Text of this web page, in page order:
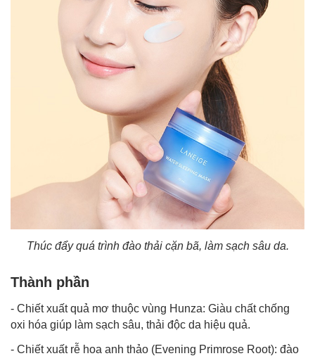
Thúc đẩy quá trình đào thải cặn bã, làm sạch sâu da.
Thành phần
- Chiết xuất quả mơ thuộc vùng Hunza: Giàu chất chống
oxi hóa giúp làm sạch sâu, thải độc da hiệu quả.
- Chiết xuất rễ hoa anh thảo (Evening Primrose Root): đào